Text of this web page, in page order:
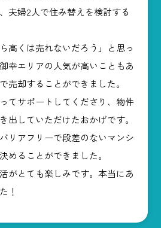
夫婦2人で住み替えを検討する
高くは売れないだろう」と思っ
幸エリアの人気が高いこともあ
売却することができました。
てサポートしてくださり、物件
出していただけたおかげです。
リアフリーで段差のないマンシ
めることができました。
がとても楽しみです。本当にあ
！